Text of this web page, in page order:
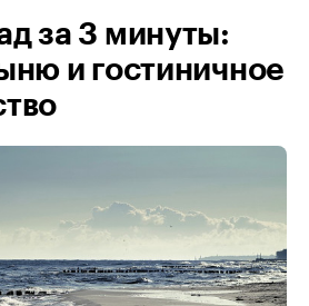
за 3 минуты:
и гостиничное